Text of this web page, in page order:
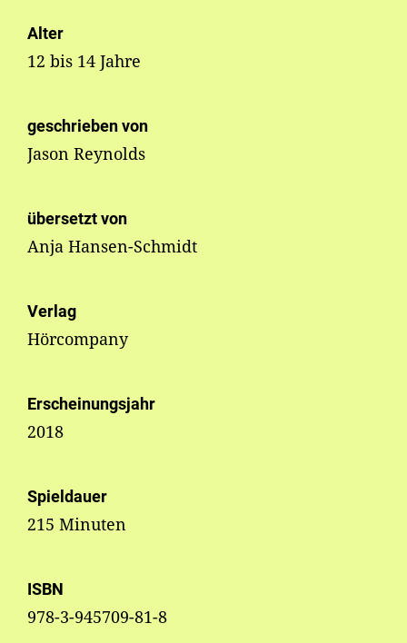
Alter
12 bis 14 Jahre
geschrieben von
Jason Reynolds
übersetzt von
Anja Hansen-Schmidt
Verlag
Hörcompany
Erscheinungsjahr
2018
Spieldauer
215 Minuten
ISBN
978-3-945709-81-8